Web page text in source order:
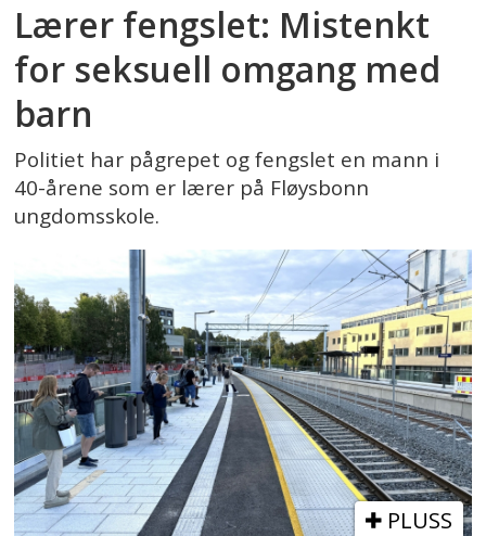
Lærer fengslet: Mistenkt
for seksuell omgang med
barn
Politiet har pågrepet og fengslet en mann i
40-årene som er lærer på Fløysbonn
ungdomsskole.
PLUSS